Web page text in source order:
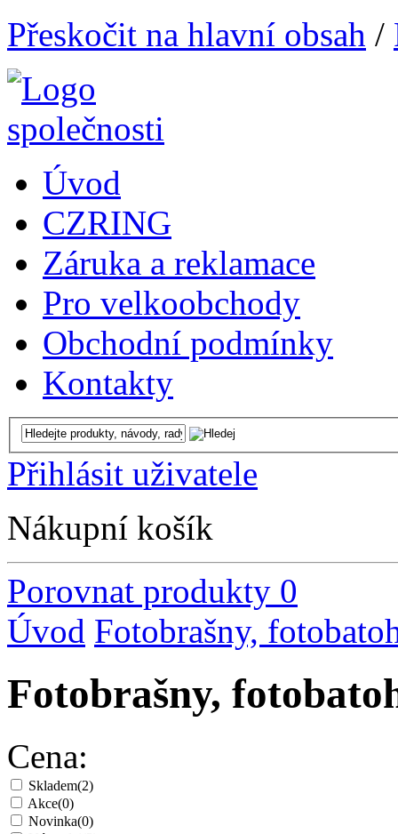
Přeskočit na hlavní obsah /
Úvod
CZRING
Záruka a reklamace
Pro velkoobchody
Obchodní podmínky
Kontakty
Přihlásit uživatele
Nákupní košík
Porovnat produkty 0
Úvod Fotobrašny,
Fotobrašny,
Cena:
Skladem(2)
Akce(0)
Novinka(0)